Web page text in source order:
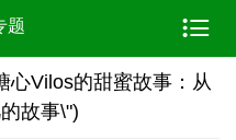
题 
心Vilos的甜蜜故事：从
故事\")